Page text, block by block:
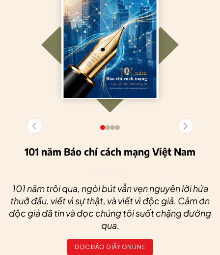
101 năm Báo chí cách mạng Việt Nam
101 năm trôi qua, ngòi bút vẫn vẹn nguyên lời hứa
thuở đầu, viết vì sự thật, và viết vì độc giả. Cảm ơn
độc giả đã tin và đọc chúng tôi suốt chặng đường
qua.
ĐỌC BÁO GIẤY ONLINE